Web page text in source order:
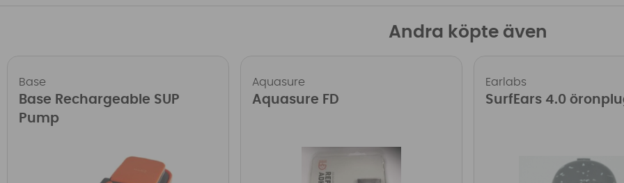
Andra köpte även
Base
Base Rechargeable SUP
Pump
Aquasure
Aquasure FD
Earlabs
SurfEars 4.0